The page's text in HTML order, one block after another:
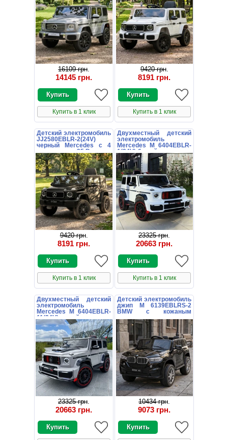
16109 грн.
14145 грн.
Купить в 1 клик
9420 грн.
8191 грн.
Купить в 1 клик
Детский электромобиль
JJ2580EBLR-2(24V)
черный Mercedes с 4
моторами по 35 Вт
9420 грн.
8191 грн.
Купить в 1 клик
Двухместный детский
электромобиль
Mercedes M 6404EBLR-
1(24V) белый
23325 грн.
20663 грн.
Купить в 1 клик
Двухместный детский
электромобиль
Mercedes M 6404EBLR-
11(24V) серый
23325 грн.
20663 грн.
Детский электромобиль
джип M 6139EBLRS-2
BMW с кожаным
сиденьем
10434 грн.
9073 грн.